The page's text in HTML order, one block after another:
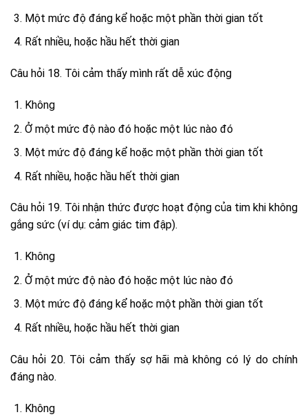
Một mức độ đáng kể hoặc một phần thời gian tốt
Rất nhiều, hoặc hầu hết thời gian
Câu hỏi 18. Tôi cảm thấy mình rất dễ xúc động
Không
Ở một mức độ nào đó hoặc một lúc nào đó
Một mức độ đáng kể hoặc một phần thời gian tốt
Rất nhiều, hoặc hầu hết thời gian
Câu hỏi 19. Tôi nhận thức được hoạt động của tim khi không
gắng sức (ví dụ: cảm giác tim đập).
Không
Ở một mức độ nào đó hoặc một lúc nào đó
Một mức độ đáng kể hoặc một phần thời gian tốt
Rất nhiều, hoặc hầu hết thời gian
Câu hỏi 20. Tôi cảm thấy sợ hãi mà không có lý do chính
đáng nào.
Không